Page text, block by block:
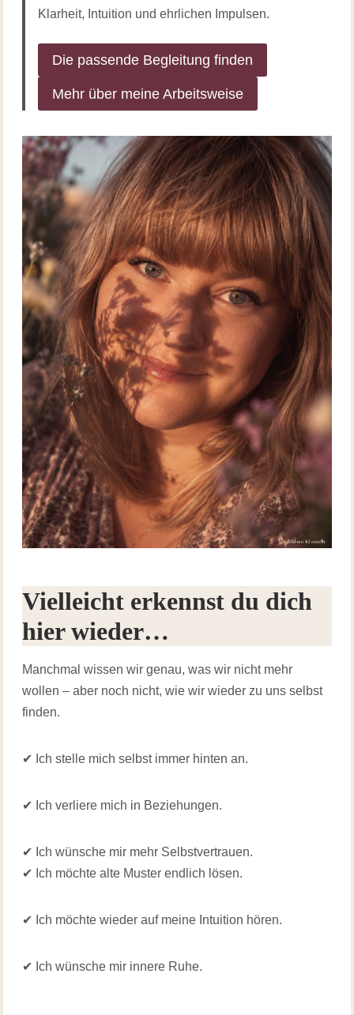
Klarheit, Intuition und ehrlichen Impulsen.
Die passende Begleitung finden
Mehr über meine Arbeitsweise
Vielleicht erkennst du dich
hier wieder…
Manchmal wissen wir genau, was wir nicht mehr
wollen – aber noch nicht, wie wir wieder zu uns selbst
finden.
✔ Ich stelle mich selbst immer hinten an.
✔ Ich verliere mich in Beziehungen.
✔ Ich wünsche mir mehr Selbstvertrauen.
✔ Ich möchte alte Muster endlich lösen.
✔ Ich möchte wieder auf meine Intuition hören.
✔ Ich wünsche mir innere Ruhe.